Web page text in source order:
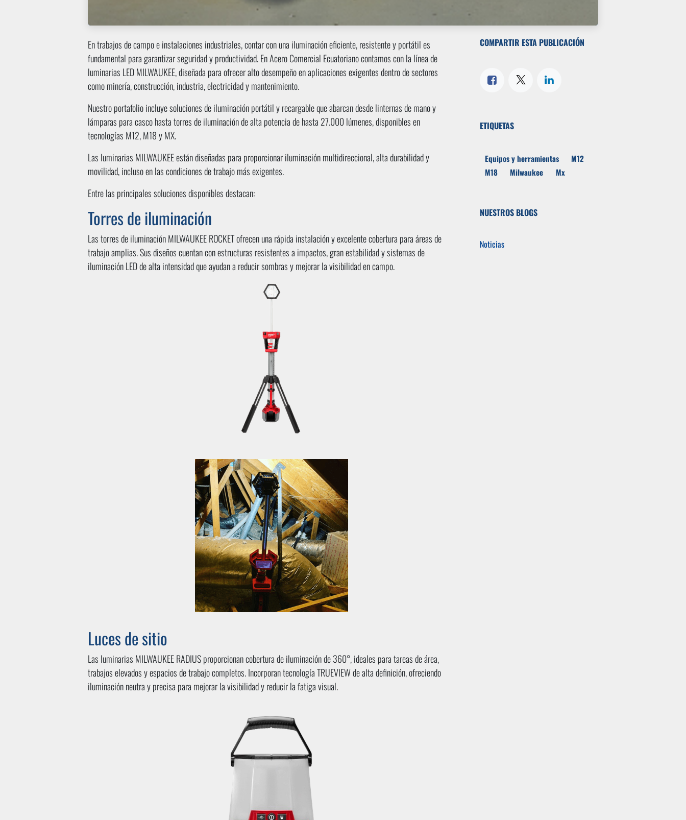
En trabajos de campo e instalaciones industriales, contar con una iluminación eficiente, resistente y portátil es
fundamental para garantizar seguridad y productividad. En Acero Comercial Ecuatoriano contamos con la línea de
luminarias LED MILWAUKEE, diseñada para ofrecer alto desempeño en aplicaciones exigentes dentro de sectores
como minería, construcción, industria, electricidad y mantenimiento.
Nuestro portafolio incluye soluciones de iluminación portátil y recargable que abarcan desde linternas de mano y
lámparas para casco hasta torres de iluminación de alta potencia de hasta 27.000 lúmenes, disponibles en
tecnologías M12, M18 y MX.
Las luminarias MILWAUKEE están diseñadas para proporcionar iluminación multidireccional, alta durabilidad y
movilidad, incluso en las condiciones de trabajo más exigentes.
Entre las principales soluciones disponibles destacan:
Torres de iluminación
Las torres de iluminación MILWAUKEE ROCKET ofrecen una rápida instalación y excelente cobertura para áreas de
trabajo amplias. Sus diseños cuentan con estructuras resistentes a impactos, gran estabilidad y sistemas de
iluminación LED de alta intensidad que ayudan a reducir sombras y mejorar la visibilidad en campo.
Luces de sitio
Las luminarias MILWAUKEE RADIUS proporcionan cobertura de iluminación de 360°, ideales para tareas de área,
trabajos elevados y espacios de trabajo completos. Incorporan tecnología TRUEVIEW de alta definición, ofreciendo
iluminación neutra y precisa para mejorar la visibilidad y reducir la fatiga visual.
COMPARTIR ESTA PUBLICACIÓN
ETIQUETAS
Equipos y herramientas
M12
M18
Milwaukee Mx
NUESTROS BLOGS
Noticias